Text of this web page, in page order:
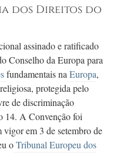
dos Direitos do
assinado e ratificado
Conselho da Europa para
fundamentais na Europa,
protegida pelo
de discriminação
14. A Convenção foi
vigor em 3 desetembro de
oTribunal Europeu dos